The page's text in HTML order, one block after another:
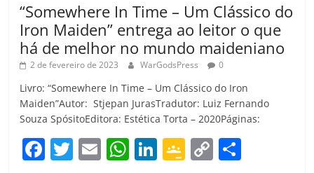
“Somewhere In Time – Um Clássico do
Iron Maiden” entrega ao leitor o que
há de melhor no mundo maideniano
2 de fevereiro de 2023 WarGodsPress 0
Livro: “Somewhere In Time – Um Clássico do Iron
Maiden”Autor: Stjepan JurasTradutor: Luiz Fernando
Souza SpósitoEditora: Estética Torta – 2020Páginas:
F T E W Li G C